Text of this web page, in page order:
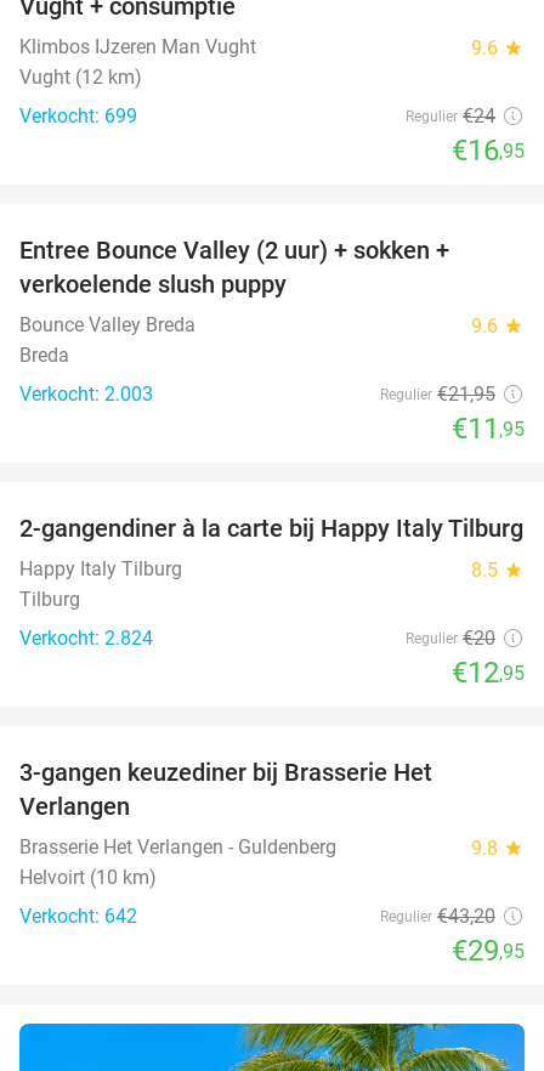
Klimbos IJzeren Man Vught 9.6 star
Vught (12 km)
Verkocht: 699
Regulier €24
€16,95
Entree Bounce Valley (2 uur) + sokken +
verkoelende slush puppy
Bounce Valley Breda 9.6 star
Breda
Verkocht: 2.003
Regulier €21,95
€11 ,95
35%
2-gangendiner à la carte bij Happy Italy Tilburg
Happy Italy Tilburg 8.5 star
Tilburg
Verkocht: 2.824
Regulier €20
€12,95
3-gangen keuzediner bij Brasserie Het
Verlangen
Brasserie Het Verlangen - Guldenberg 9.8 star
Helvoirt (10 km)
Verkocht: 642
Regulier €43,20
€29,95